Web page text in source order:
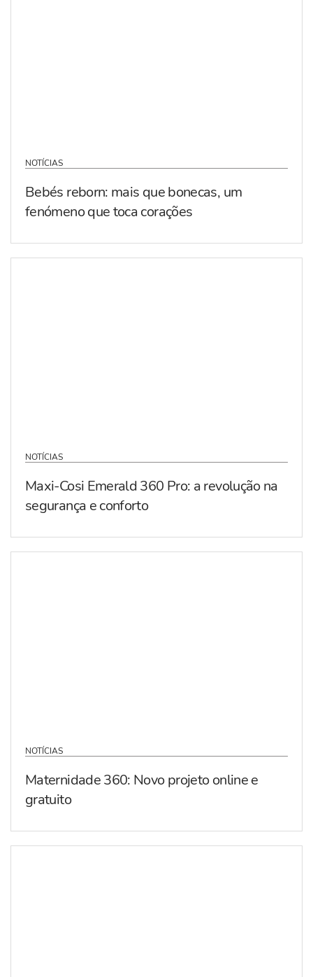
NOTÍCIAS
Bebés reborn: mais que bonecas, um
fenómeno que toca corações
NOTÍCIAS
Maxi-Cosi Emerald 360 Pro: a revolução na
segurança e conforto
NOTÍCIAS
Maternidade 360: Novo projeto online e
gratuito